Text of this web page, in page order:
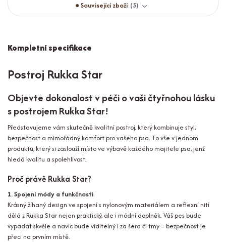
Související zboží 5
Kompletní specifikace
Postroj Rukka Star
Objevte dokonalost v péči o vaši čtyřnohou lásku
s postrojem Rukka Star!
Představujeme vám skutečně kvalitní postroj, který kombinuje styl,
bezpečnost a mimořádný komfort pro vašeho psa. To vše v jednom
produktu, který si zaslouží místo ve výbavě každého majitele psa, jenž
hledá kvalitu a spolehlivost.
Proč právě Rukka Star?
1. Spojení módy a funkčnosti
Krásný žíhaný design ve spojení s nylonovým materiálem a reflexní nití
dělá z Rukka Star nejen praktický, ale i módní doplněk. Váš pes bude
vypadat skvěle a navíc bude viditelný i za šera či tmy – bezpečnost je
přeci na prvním místě.